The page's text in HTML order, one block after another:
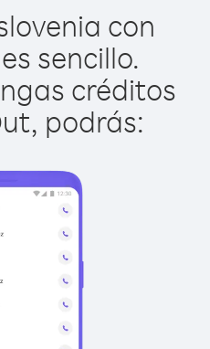
con
sencillo.
créditos
podrás: